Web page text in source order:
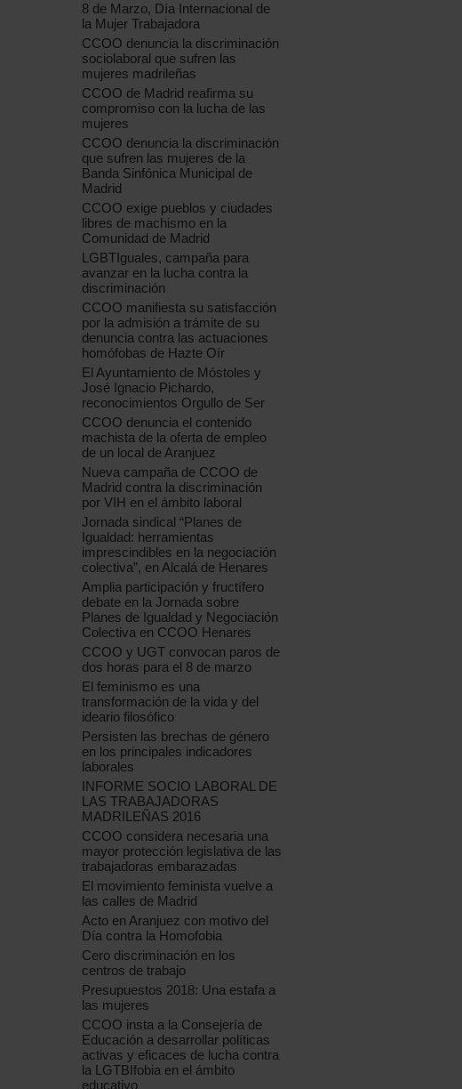
8 de Marzo, Día Internacional de
la Mujer Trabajadora
CCOO denuncia la discriminación
sociolaboral que sufren las
mujeres madrileñas
CCOO de Madrid reafirma su
compromiso con la lucha de las
mujeres
CCOO denuncia la discriminación
que sufren las mujeres de la
Banda Sinfónica Municipal de
Madrid
CCOO exige pueblos y ciudades
libres de machismo en la
Comunidad de Madrid
LGBTIguales, campaña para
avanzar en la lucha contra la
discriminación
CCOO manifiesta su satisfacción
por la admisión a trámite de su
denuncia contra las actuaciones
homófobas de Hazte Oír
El Ayuntamiento de Móstoles y
José Ignacio Pichardo,
reconocimientos Orgullo de Ser
CCOO denuncia el contenido
machista de la oferta de empleo
de un local de Aranjuez
Nueva campaña de CCOO de
Madrid contra la discriminación
por VIH en el ámbito laboral
Jornada sindical “Planes de
Igualdad: herramientas
imprescindibles en la negociación
colectiva”, en Alcalá de Henares
Amplia participación y fructífero
debate en la Jornada sobre
Planes de Igualdad y Negociación
Colectiva en CCOO Henares
CCOO y UGT convocan paros de
dos horas para el 8 de marzo
El feminismo es una
transformación de la vida y del
ideario filosófico
Persisten las brechas de género
en los principales indicadores
laborales
INFORME SOCIO LABORAL DE
LAS TRABAJADORAS
MADRILEÑAS 2016
CCOO considera necesaria una
mayor protección legislativa de las
trabajadoras embarazadas
El movimiento feminista vuelve a
las calles de Madrid
Acto en Aranjuez con motivo del
Día contra la Homofobia
Cero discriminación en los
centros de trabajo
Presupuestos 2018: Una estafa a
las mujeres
CCOO insta a la Consejería de
Educación a desarrollar políticas
activas y eficaces de lucha contra
la LGTBIfobia en el ámbito
educativo